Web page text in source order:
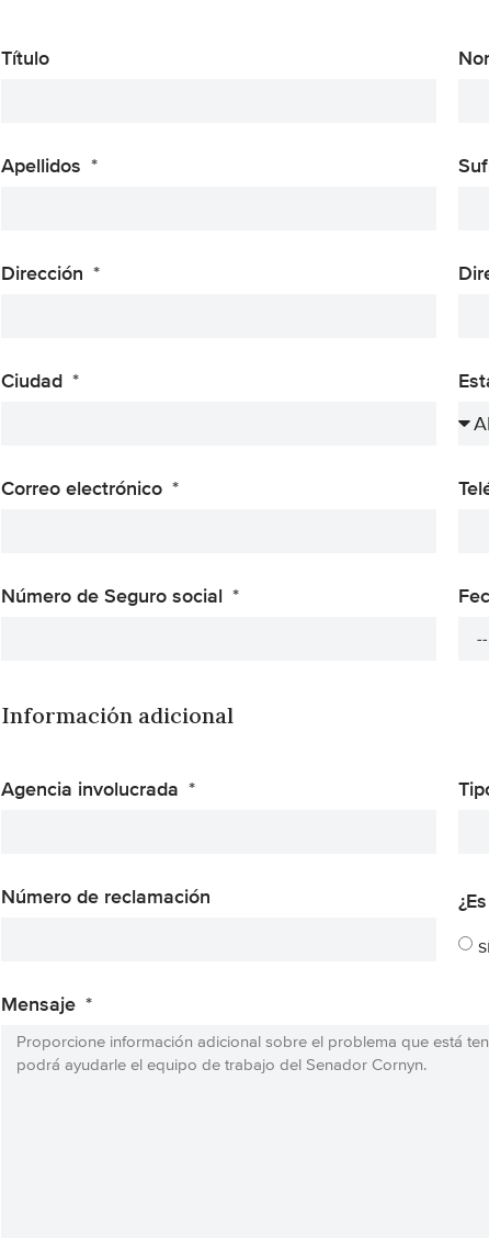
Título
Apellidos
Dirección
Ciudad
Correo electrónico
Número de Seguro social
Información adicional
Agencia involucrada
Número de reclamación
Mensaje